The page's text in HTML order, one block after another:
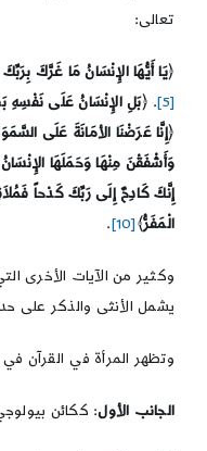
تعالى:
﴿يَا أَيُّهَا الإِنْسَانُ مَا غَرَّكَ
[5]
. ﴿بَلِ الإِنْسَانُ عَلَى نَفْسِهِ
﴿إِنَّا عَرَضْنَا الأمَانَةَ عَلَى
وَأَشْفَقْنَ مِنْهَا وَحَمَلَهَا
إِنَّكَ كَادِحٌ إِلَى رَبِّكَ كَدْحاً
الْمَفَرُّ﴾[10]
.
وكثير من الآيات الأخرى
يشمل الأنثى والذكر على
وتظهر المرأة في القرآن
الجانب الأول: ككائن